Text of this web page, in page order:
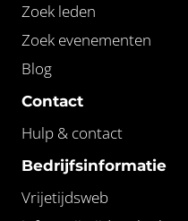
Zoek leden
Zoek evenementen
Blog
Contact
Hulp & contact
Bedrijfsinformatie
Vrijetijdsweb